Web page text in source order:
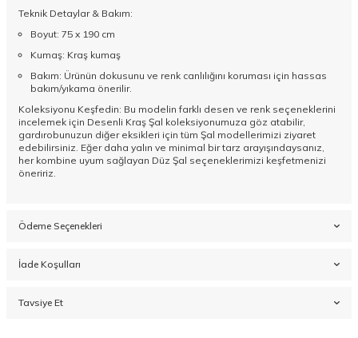
Teknik Detaylar & Bakım:
Boyut: 75 x 190 cm
Kumaş: Kraş kumaş
Bakım: Ürünün dokusunu ve renk canlılığını koruması için hassas
bakım/yıkama önerilir.
Koleksiyonu Keşfedin: Bu modelin farklı desen ve renk seçeneklerini
incelemek için Desenli Kraş Şal koleksiyonumuza göz atabilir,
gardırobunuzun diğer eksikleri için tüm Şal modellerimizi ziyaret
edebilirsiniz. Eğer daha yalın ve minimal bir tarz arayışındaysanız,
her kombine uyum sağlayan Düz Şal seçeneklerimizi keşfetmenizi
öneririz.
Ödeme Seçenekleri
İade Koşulları
Tavsiye Et